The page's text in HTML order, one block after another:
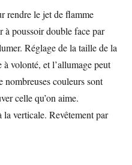
rendre le jet de flamme
à poussoir double face par
Réglage de la taille de la
volonté, et l’allumage peut
nombreuses couleurs sont
celle qu’on aime.
la verticale. Revêtement par